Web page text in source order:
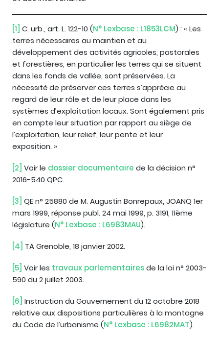
[1] C. urb., art. L. 122-10 (N° Lexbase : L1853LCM) : « Les
terres nécessaires au maintien et au
développement des activités agricoles, pastorales
et forestières, en particulier les terres qui se situent
dans les fonds de vallée, sont préservées. La
nécessité de préserver ces terres s’apprécie au
regard de leur rôle et de leur place dans les
systèmes d’exploitation locaux. Sont également pris
en compte leur situation par rapport au siège de
l’exploitation, leur relief, leur pente et leur
exposition. »
[2] Voir le dossier documentaire de la décision n°
2016-540 QPC.
[3] QE n° 25880 de M. Augustin Bonrepaux, JOANQ 1er
mars 1999, réponse publ. 24 mai 1999, p. 3191, 11ème
législature (N° Lexbase : L6983MAU).
[4] TA Grenoble, 18 janvier 2002.
[5] Voir les travaux parlementairesde la loi n° 2003-
590 du 2 juillet 2003.
[6] Instruction du Gouvernement du 12 octobre 2018
relative aux dispositions particulières à la montagne
du Code de l’urbanisme (N° Lexbase : L6982MAT).